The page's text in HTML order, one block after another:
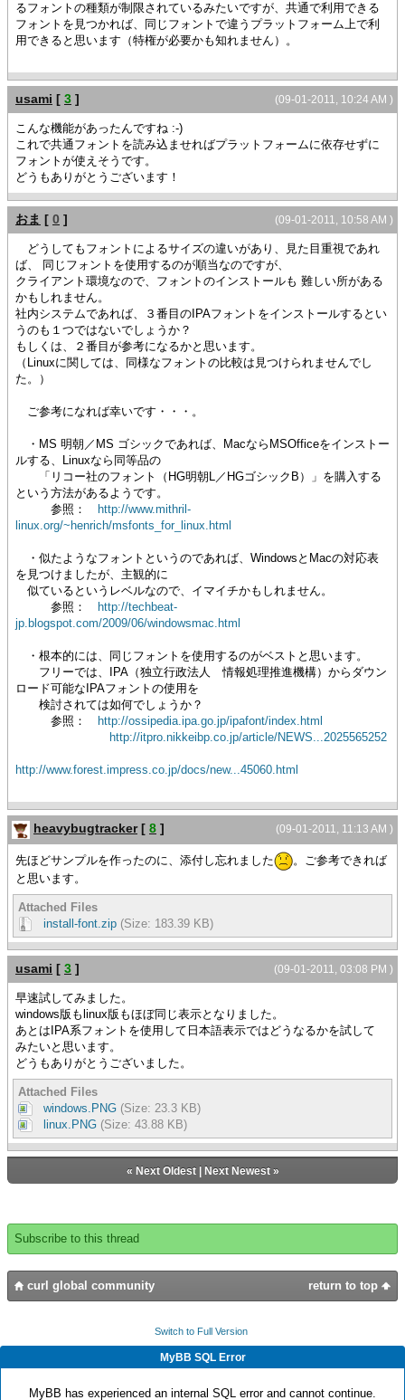
るフォントの種類が制限されているみたいですが、共通で利用できる
フォントを見つかれば、同じフォントで違うプラットフォーム上で利
用できると思います（特権が必要かも知れません）。
(09-01-2011, 10:24 AM )
usami [ 3 ]
こんな機能があったんですね :-)
これで共通フォントを読み込ませればプラットフォームに依存せずに
フォントが使えそうです。
どうもありがとうございます！
(09-01-2011, 10:58 AM )
おま [ 0 ]
どうしてもフォントによるサイズの違いがあり、見た目重視であれ
ば、 同じフォントを使用するのが順当なのですが、
クライアント環境なので、フォントのインストールも 難しい所がある
かもしれません。
社内システムであれば、３番目のIPAフォントをインストールするとい
うのも１つではないでしょうか？
もしくは、２番目が参考になるかと思います。
（Linuxに関しては、同様なフォントの比較は見つけられませんでし
た。）
ご参考になれば幸いです・・・。
・MS 明朝／MS ゴシックであれば、MacならMSOfficeをインストー
ルする、Linuxなら同等品の
「リコー社のフォント（HG明朝L／HGゴシックB）」を購入する
という方法があるようです。
参照：
http://www.mithril-
linux.org/~henrich/msfonts_for_linux.html
・似たようなフォントというのであれば、WindowsとMacの対応表
を見つけましたが、主観的に
似ているというレベルなので、イマイチかもしれません。
参照：
http://techbeat-
jp.blogspot.com/2009/06/windowsmac.html
・根本的には、同じフォントを使用するのがベストと思います。
フリーでは、IPA（独立行政法人 情報処理推進機構）からダウン
ロード可能なIPAフォントの使用を
検討されては如何でしょうか？
参照：
http://ossipedia.ipa.go.jp/ipafont/index.html
http://itpro.nikkeibp.co.jp/article/NEWS...2025565252
http://www.forest.impress.co.jp/docs/new...45060.html
(09-01-2011, 11:13 AM )
heavybugtracker [ 8 ]
先ほどサンプルを作ったのに、添付し忘れました
。ご参考できれば
と思います。
Attached Files
install-font.zip (Size: 183.39 KB)
(09-01-2011, 03:08 PM )
usami [ 3 ]
早速試してみました。
windows版もlinux版もほぼ同じ表示となりました。
あとはIPA系フォントを使用して日本語表示ではどうなるかを試して
みたいと思います。
どうもありがとうございました。
Attached Files
windows.PNG (Size: 23.3 KB)
linux.PNG (Size: 43.88 KB)
« Next Oldest| Next Newest»
Subscribe to this thread
return to top
curl global community
Switch to Full Version
MyBB SQL Error
MyBB has experienced an internal SQL error and cannot continue.